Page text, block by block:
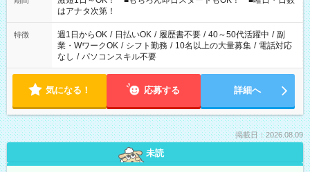
はアナタ次第！
特徴 週1日からOK / 日払いOK / 履歴書不要 / 40～50代活躍中 / 副
業・WワークOK / シフト勤務 / 10名以上の大量募集 / 電話対応
なし / パソコンスキル不要
気になる！ 応募する 詳細へ
掲載日：2026.08.09
未読